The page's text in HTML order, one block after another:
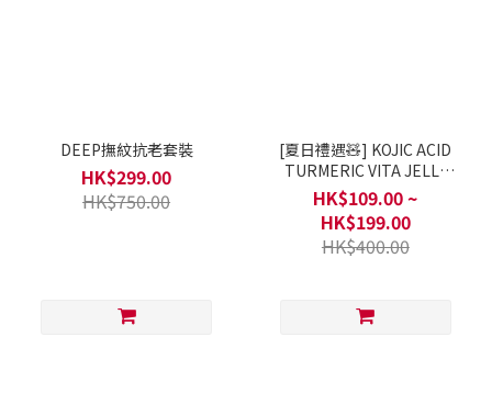
DEEP撫紋抗老套裝
HK$299.00
HK$750.00
[夏日禮遇🧸] KOJIC ACID
TURMERIC VITA JELLY
MIST SERUM
HK$109.00 ~
HK$199.00
HK$400.00